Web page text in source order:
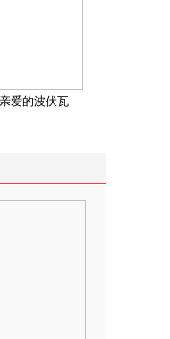
亲爱的波伏瓦